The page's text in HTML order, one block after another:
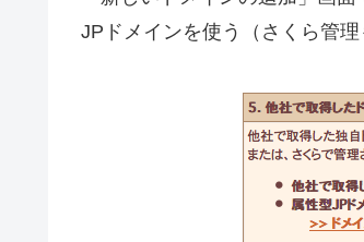
JPドメインを使う（さくら管理